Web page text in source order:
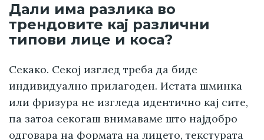
Дали има разлика во
трендовите кај различни
типови лице и коса?
Секако. Секој изглед треба да биде
индивидуално прилагоден. Истата шминка
или фризура не изгледа идентично кај сите,
па затоа секогаш внимаваме што најдобро
одговара на формата на лицето, текстурата